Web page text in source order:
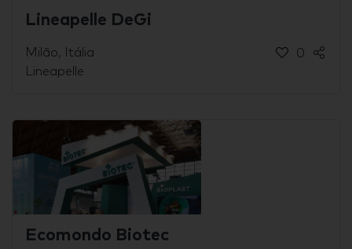
Lineapelle DeGi
Milão, Itália
Lineapelle
0
Ecomondo Biotec